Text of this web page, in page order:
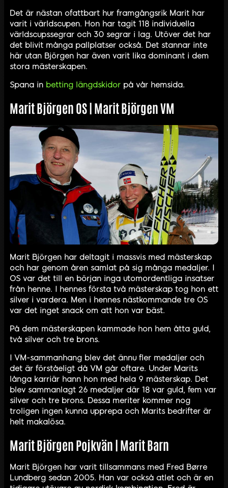
Det är nästan ofattbart hur framgångsrik Marit har
varit i världscupen. Hon har tagit 118 individuella
världscupssegrar och 30 segrar i lag. Utöver det har
det blivit många pallplatser också. Det stannar inte
här utan Björgen har även varit lika dominant i dem
stora mästerskapen.
Spana in betting längdskidor på vår hemsida.
Marit Björgen OS | Marit Björgen VM
Marit Björgen har deltagit i massvis med mästerskap
och har genom åren samlat på sig många medaljer. I
OS var det till en början inga utomordentliga insatser
från henne. I hennes första två mästerskap tog hon ett
silver i vardera. Men i hennes nästkommande tre OS
var det inget snack om att hon var bäst.
På dem mästerskapen kammade hon hem åtta guld,
två silver och tre brons.
I VM-sammanhang blev det ännu fler medaljer och
det är förståeligt då VM går oftare. Under Marits
långa karriär hann hon med hela 9 mästerskap. Det
blev sammanlagt 26 medaljer där 18 var guld, fem var
silver och tre brons. Dessa meriter kommer nog
troligen ingen kunna upprepa och Marits bedrifter är
helt makalösa.
Marit Björgen Pojkvän | Marit Barn
Marit Björgen har varit tillsammans med Fred Børre
Lundberg sedan 2005. Han var också atlet och är en